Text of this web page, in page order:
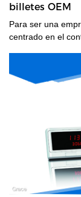
billetes OEM
Para ser una
centrado en el